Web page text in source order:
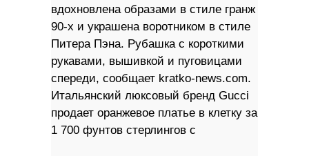
вдохновлена ​​образами в стиле гранж
90-х и украшена воротником в стиле
Питера Пэна. Рубашка с короткими
рукавами, вышивкой и пуговицами
спереди, сообщает kratko-news.com.
Итальянский люксовый бренд Gucci
продает оранжевое платье в клетку за
1 700 фунтов стерлингов с